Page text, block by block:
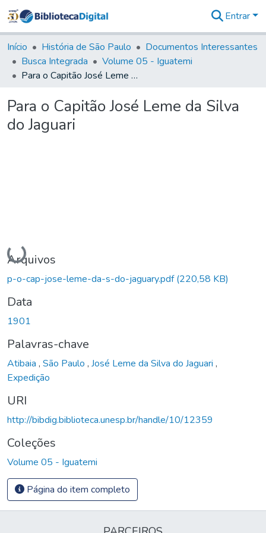
&
Coleções
Tudo na
Biblioteca
Estatísticas
Entrar
Início História de São Paulo
Documentos Interessantes
Busca Integrada
Volume 05 - Iguatemi
Para o Capitão José Leme da Silva do Jaguari
Para o Capitão José Leme da Silva
do Jaguari
Carregando...
Arquivos
p-o-cap-jose-leme-da-s-do-jaguary.pdf(220,58 KB)
Data
1901
Palavras-chave
Atibaia , São Paulo , José Leme da Silva do Jaguari ,
Expedição
URI
http://bibdig.biblioteca.unesp.br/handle/10/12359
Coleções
Volume 05 - Iguatemi
Página do item completo